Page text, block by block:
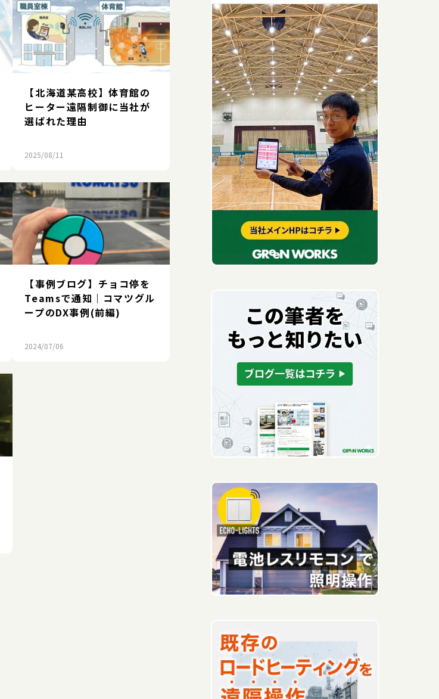
【北海道某高校】体育館の
ヒーター遠隔制御に当社が
選ばれた理由
2025/08/11
【事例ブログ】チョコ停を
Teamsで通知｜コマツグル
ープのDX事例(前編)
2024/07/06